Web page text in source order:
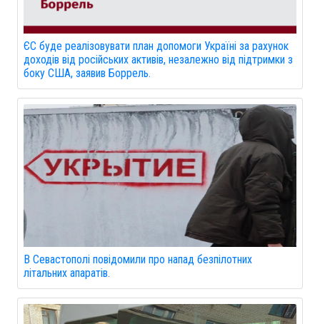
ЄС буде реалізовувати план допомоги Україні за рахунок
доходів від російських активів, незалежно від підтримки з
боку США, заявив Боррель.
В Севастополі повідомили про напад безпілотних
літальних апаратів.